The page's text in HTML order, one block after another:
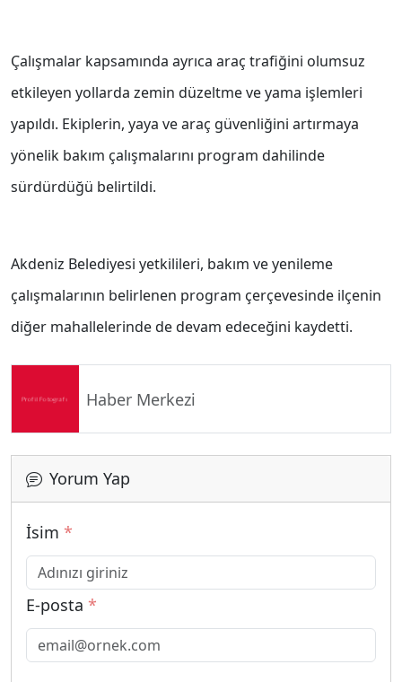
Çalışmalar kapsamında ayrıca araç trafiğini olumsuz
etkileyen yollarda zemin düzeltme ve yama işlemleri
yapıldı. Ekiplerin, yaya ve araç güvenliğini artırmaya
yönelik bakım çalışmalarını program dahilinde
sürdürdüğü belirtildi.
Akdeniz Belediyesi yetkilileri, bakım ve yenileme
çalışmalarının belirlenen program çerçevesinde ilçenin
diğer mahallelerinde de devam edeceğini kaydetti.
Haber Merkezi
Yorum Yap
İsim *
E-posta *